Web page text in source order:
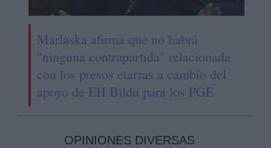
Marlaska afirma que no habrá
"ninguna contrapartida" relacionada
con los presos etarras a cambio del
apoyo de EH Bildu para los PGE
OPINIONES DIVERSAS